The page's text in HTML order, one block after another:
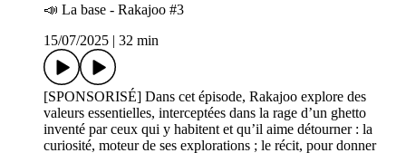
📣 La base - Rakajoo #3
15/07/2025
32 min
[SPONSORISÉ] Dans cet épisode, Rakajoo explore des
valeurs essentielles, interceptées dans la rage d’un ghetto
inventé par ceux qui y habitent et qu’il aime détourner : la
curiosité, moteur de ses explorations ; le récit, pour donner